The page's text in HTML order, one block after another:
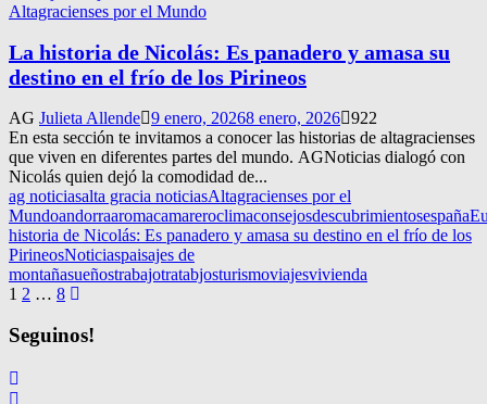
Altagracienses por el Mundo
La historia de Nicolás: Es panadero y amasa su
destino en el frío de los Pirineos
AG Julieta Allende 9 enero, 20268 enero, 2026 922
En esta sección te invitamos a conocer las historias de altagracienses
que viven en diferentes partes del mundo. AGNoticias dialogó con
Nicolás quien dejó la comodidad de...
ag noticiasalta gracia noticiasAltagracienses por el
Mundoandorraaromacamareroclimaconsejosdescubrimientosespaña
historia de Nicolás: Es panadero y amasa su destino en el frío de los
PirineosNoticiaspaisajes de
montañasueñostrabajotratabjosturismoviajesvivienda
Navegación
de
entradas
1 2 … 8
Seguinos!